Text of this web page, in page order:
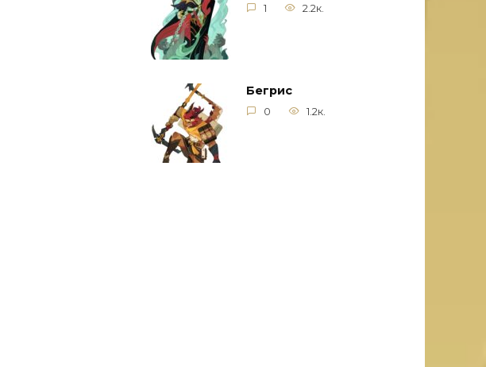
1 2.2к.
Бегрис
0 1.2к.